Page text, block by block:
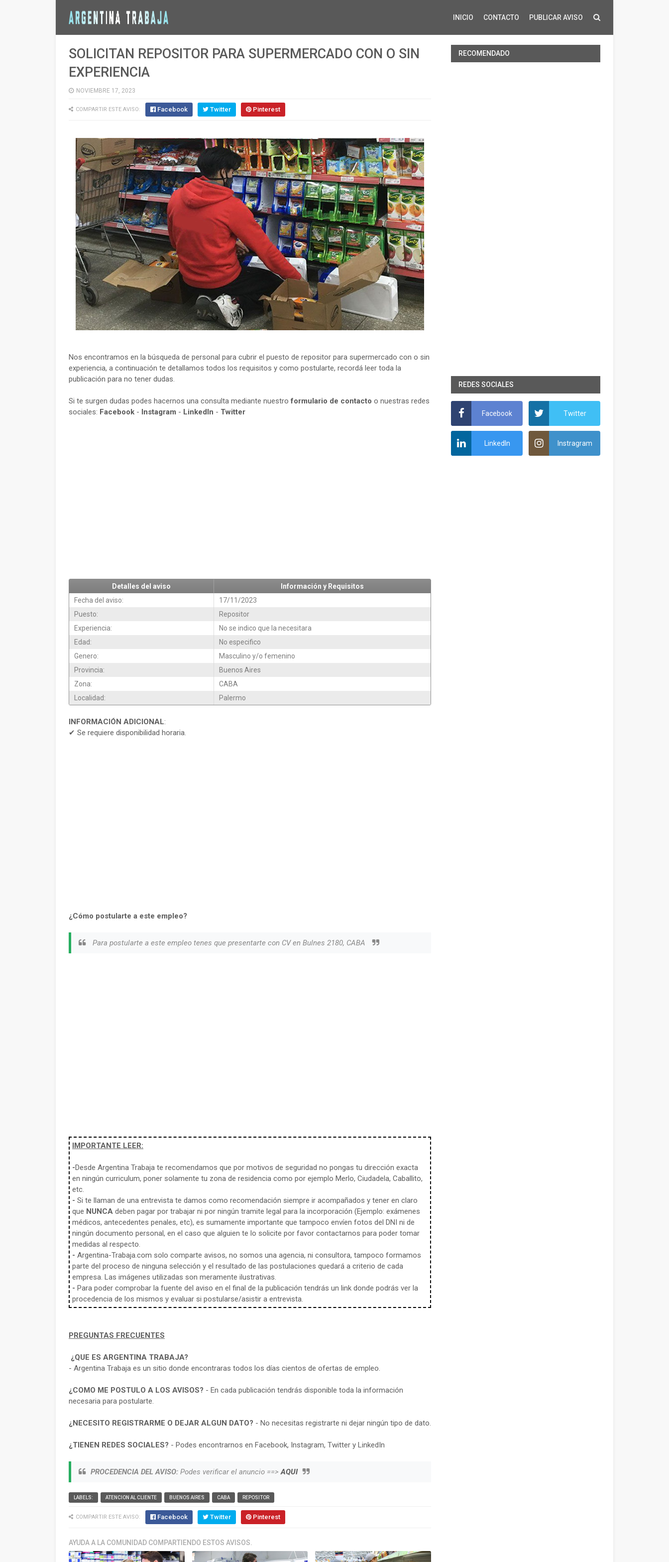
INICIO CONTACTO PUBLICAR AVISO
SOLICITAN REPOSITOR PARA SUPERMERCADO CON O SIN
EXPERIENCIA
NOVIEMBRE 17, 2023
COMPARTIR ESTE AVISO: Facebook Twitter Pinterest
Nos encontramos en la búsqueda de personal para cubrir el puesto de repositor para supermercado con o sin
experiencia, a continuación te detallamos todos los requisitos y como postularte, recordá leer toda la
publicación para no tener dudas.
Si te surgen dudas podes hacernos una consulta mediante nuestroformulario de contacto o nuestras redes
sociales: Facebook - Instagram - LinkedIn - Twitter
Detalles del aviso
Información y Requisitos
Fecha del aviso:
17/11/2023
Puesto:
Repositor
Experiencia:
No se indico que la necesitara
Edad:
No especifico
Genero:
Masculino y/o femenino
Provincia:
Buenos Aires
Zona:
CABA
Localidad:
Palermo
INFORMACIÓN ADICIONAL:
✔ Se requiere disponibilidad horaria.
¿Cómo postularte a este empleo?
Para postularte a este empleo tenes que presentarte con CV en Bulnes 2180, CABA
IMPORTANTE LEER:
-Desde Argentina Trabaja te recomendamos que por motivos de seguridad no pongas tu dirección exacta
en ningún curriculum, poner solamente tu zona de residencia como por ejemplo Merlo, Ciudadela, Caballito,
etc.
- Si te llaman de una entrevista te damos como recomendación siempre ir acompañados y tener en claro
que NUNCA deben pagar por trabajar ni por ningún tramite legal para la incorporación (Ejemplo: exámenes
médicos, antecedentes penales, etc), es sumamente importante que tampoco envíen fotos del DNI ni de
ningún documento personal, en el caso que alguien te lo solicite por favor contactarnos para poder tomar
medidas al respecto.
- Argentina-Trabaja.com solo comparte avisos, no somos una agencia, ni consultora, tampoco formamos
parte del proceso de ninguna selección y el resultado de las postulaciones quedará a criterio de cada
empresa. Las imágenes utilizadas son meramente ilustrativas.
- Para poder comprobar la fuente del aviso en el final de la publicación tendrás un link donde podrás ver la
procedencia de los mismos y evaluar si postularse/asistir a entrevista.
PREGUNTAS FRECUENTES
¿QUE ES ARGENTINA TRABAJA?
- Argentina Trabaja es un sitio donde encontraras todos los días cientos de ofertas de empleo.
¿COMO ME POSTULO A LOS AVISOS? - En cada publicación tendrás disponible toda la información
necesaria para postularte.
¿NECESITO REGISTRARME O DEJAR ALGUN DATO? - No necesitas registrarte ni dejar ningún tipo de dato.
¿TIENEN REDES SOCIALES? - Podes encontrarnos en Facebook, Instagram, Twitter y LinkedIn
PROCEDENCIA DEL AVISO: Podes verificar el anuncio ==>AQUI
LABELS: ATENCION AL CLIENTE BUENOS AIRES CABA REPOSITOR
COMPARTIR ESTE AVISO: Facebook Twitter Pinterest
AYUDA A LA COMUNIDAD COMPARTIENDO ESTOS AVISOS.
RECOMENDADO
REDES SOCIALES
Facebook Twitter
LinkedIn Instragram